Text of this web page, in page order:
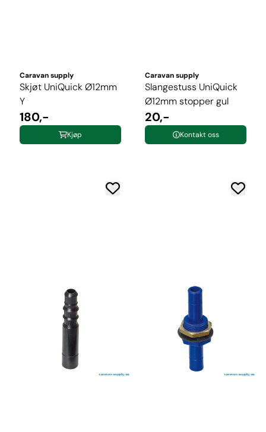
Caravan supply
Skjøt UniQuick Ø12mm
Y
180,-
Kjøp
Caravan supply
Slangestuss UniQuick
Ø12mm stopper gul
20,-
Kontakt oss